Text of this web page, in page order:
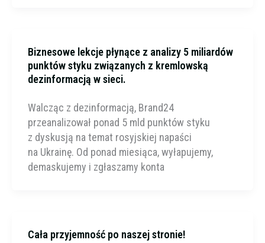
Biznesowe lekcje płynące z analizy 5 miliardów
punktów styku związanych z kremlowską
dezinformacją w sieci.
Walcząc z dezinformacją, Brand24
przeanalizował ponad 5 mld punktów styku
z dyskusją na temat rosyjskiej napaści
na Ukrainę. Od ponad miesiąca, wyłapujemy,
demaskujemy i zgłaszamy konta
Cała przyjemność po naszej stronie!